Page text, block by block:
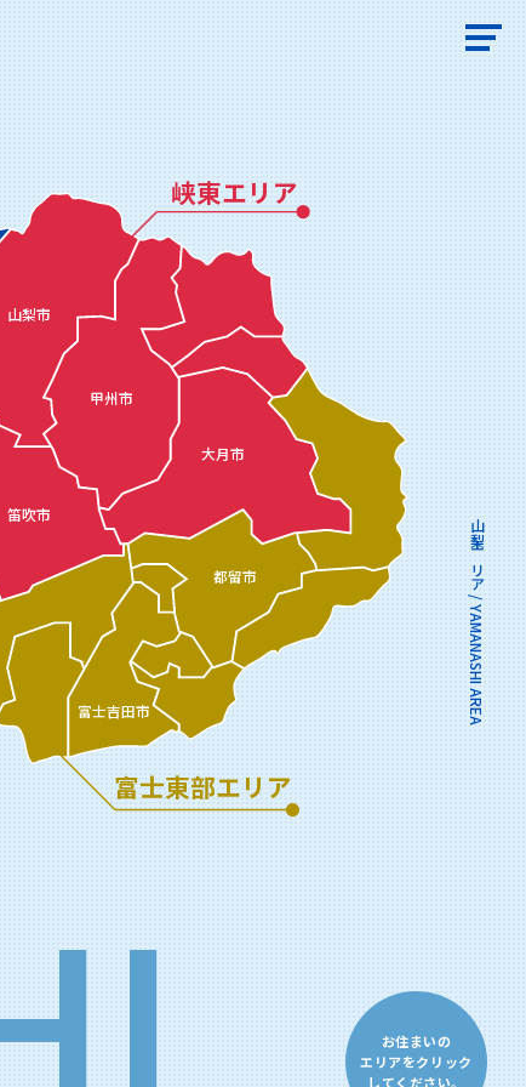
峡東エリア
富士東部エリア
山梨市
甲州市
大月市
笛吹市
富士吉田市
都留市
お住まいの
エリアをクリック
してください。
山梨エリア / YAMANASHI AREA